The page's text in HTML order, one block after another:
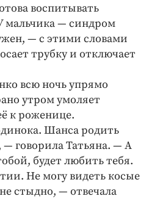
воспитывать
мальчика — синдром
— ​с этими словами
трубку и отключает
всю ночь упрямо
утром умоляет
к роженице.
Шанса родить
​говорила Татьяна. — ​А
будет любить тебя.
Не могу видеть косые
стыдно, — ​отвечала